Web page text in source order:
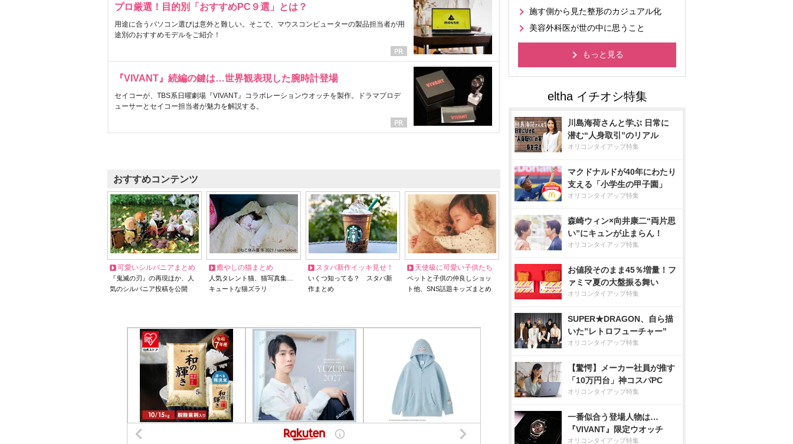
プロ厳選！目的別「おすすめPC９選」とは？
用途に合うパソコン選びは意外と難しい。そこで、マウスコンピューターの製品担当者が用
途別のおすすめモデルをご紹介！
『VIVANT』続編の鍵は…世界観表現した腕時計登場
セイコーが、TBS系日曜劇場『VIVANT』コラボレーションウオッチを製作。ドラマプロデ
ューサーとセイコー担当者が魅力を解説する。
おすすめコンテンツ
可愛いシルバニアまとめ
『鬼滅の刃』の再現ほか、人
気のシルバニア投稿を公開
癒やしの猫まとめ
人気タレント猫、猫写真集…
キュートな猫ズラリ
スタバ新作イッキ見せ！
いくつ知ってる？ スタバ新
作まとめ
天使級に可愛い子供たち
ペットと子供の仲良しショッ
ト他、SNS話題キッズまとめ
施す側から見た整形のカジュアル化
美容外科医が世の中に思うこと
もっと見る
川島海荷さんと学ぶ 日常に
潜む“人身取引”のリアル
オリコンタイアップ特集
マクドナルドが40年にわたり
支える「小学生の甲子園」
オリコンタイアップ特集
森崎ウィン×向井康二“両片思
い”にキュンが止まらん！
オリコンタイアップ特集
お値段そのまま45％増量！フ
ァミマ夏の大盤振る舞い
オリコンタイアップ特集
SUPER★DRAGON、自ら描
いた”レトロフューチャー”
オリコンタイアップ特集
【驚愕】メーカー社員が推す
「10万円台」神コスパPC
オリコンタイアップ特集
一番似合う登場人物は…
『VIVANT』限定ウオッチ
オリコンタイアップ特集